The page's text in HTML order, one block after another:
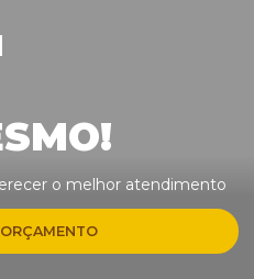
o melhor atendimento